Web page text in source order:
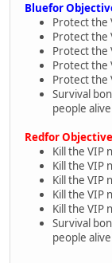
Bluefor
Protect the
Protect the
Protect the
Protect the
Protect the
Survival
people
Redfor
Kill the VIP
Kill the VIP
Kill the VIP
Kill the VIP
Kill the VIP
Survival
people